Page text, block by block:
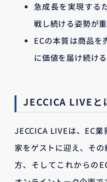
急成長を実現する
戦し続ける姿勢が重
ECの本質は商品を
に価値を届け続け
JECCICA LIVEと
JECCICA LIVEは、EC
家をゲストに迎え、そ
方、そしてこれからの